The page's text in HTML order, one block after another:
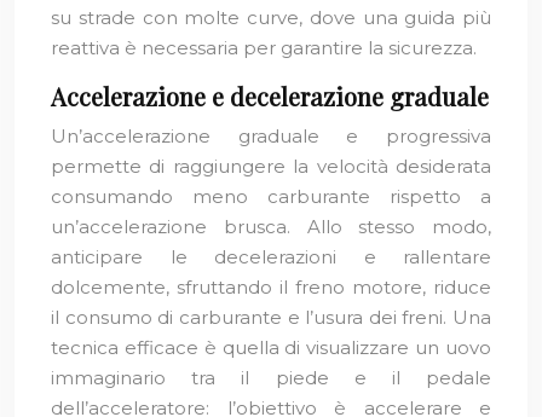
su strade con molte curve, dove una guida più
reattiva è necessaria per garantire la sicurezza.
Accelerazione e decelerazione graduale
Un’accelerazione graduale e progressiva
permette di raggiungere la velocità desiderata
consumando meno carburante rispetto a
un’accelerazione brusca. Allo stesso modo,
anticipare le decelerazioni e rallentare
dolcemente, sfruttando il freno motore, riduce
il consumo di carburante e l’usura dei freni. Una
tecnica efficace è quella di visualizzare un uovo
immaginario tra il piede e il pedale
dell’acceleratore: l’obiettivo è accelerare e